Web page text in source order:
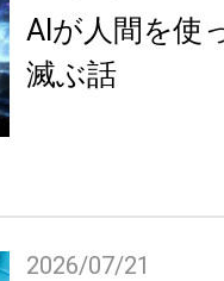
AIが人間を使
滅ぶ話
2026/07/21